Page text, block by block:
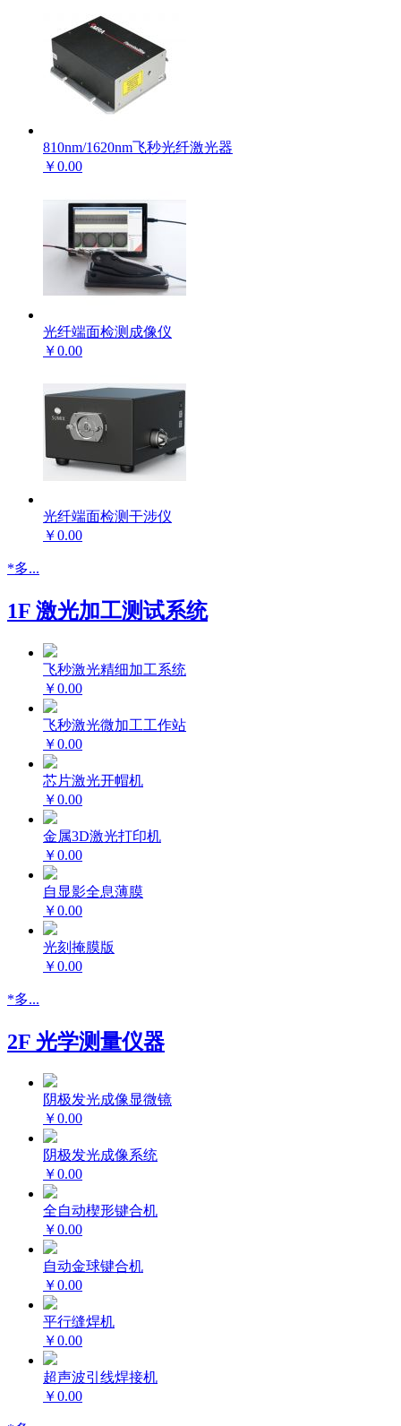
810nm/1620nm飞秒光纤激光器
￥0.00
光纤端面检测成像仪
￥0.00
光纤端面检测干涉仪
￥0.00
*多...
1F 激光加工测试系统
飞秒激光精细加工系统
￥0.00
飞秒激光微加工工作站
￥0.00
芯片激光开帽机
￥0.00
金属3D激光打印机
￥0.00
自显影全息薄膜
￥0.00
光刻掩膜版
￥0.00
*多...
2F 光学测量仪器
阴极发光成像显微镜
￥0.00
阴极发光成像系统
￥0.00
全自动楔形键合机
￥0.00
自动金球键合机
￥0.00
平行缝焊机
￥0.00
超声波引线焊接机
￥0.00